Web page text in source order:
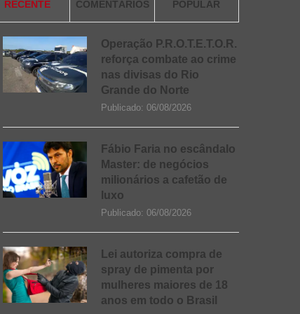
RECENTE COMENTÁRIOS POPULAR
Operação P.R.O.T.E.T.O.R.
reforça combate ao crime
nas divisas do Rio
Grande do Norte
Publicado: 06/08/2026
Fábio Faria no escândalo
Master: de negócios
milionários a cafetão de
luxo
Publicado: 06/08/2026
Lei autoriza compra de
spray de pimenta por
mulheres maiores de 18
anos em todo o Brasil